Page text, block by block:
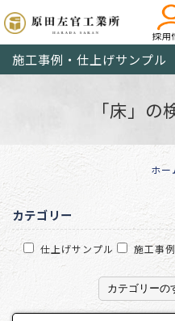
施工事例・仕上げサンプル
「床」
ホー
カテゴリー
仕上げサンプル 施工事例
カテゴリーの